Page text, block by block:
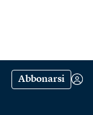
Abbonarsi